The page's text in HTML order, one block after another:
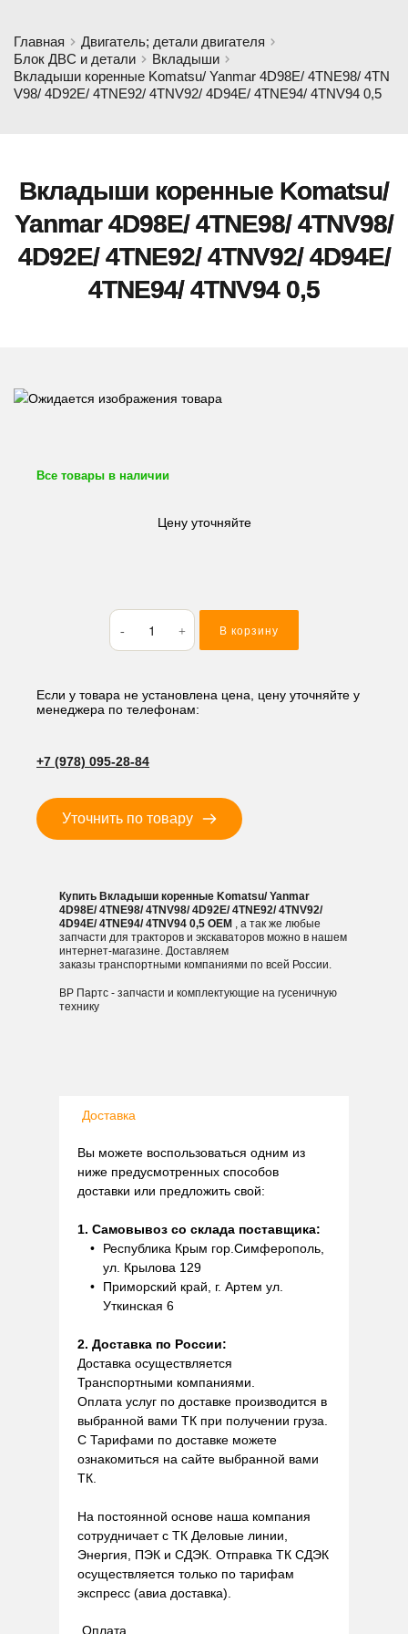
Главная
Двигатель; детали двигателя
Блок ДВС и детали
Вкладыши
Вкладыши коренные Komatsu/ Yanmar 4D98E/ 4TNE98/ 4TN
V98/ 4D92E/ 4TNE92/ 4TNV92/ 4D94E/ 4TNE94/ 4TNV94 0,5
Вкладыши коренные Komatsu/
Yanmar 4D98E/ 4TNE98/ 4TNV98/
4D92E/ 4TNE92/ 4TNV92/ 4D94E/
4TNE94/ 4TNV94 0,5
Все товары в наличии
Цену уточняйте
Количество
товара
Вкладыши
Komatsu/
Yanmar
4TNV98/
4TNV92/
0,5
В корзину
Если у товара не установлена цена, цену уточняйте у
менеджера по телефонам:
+7 (978) 095-28-84
Уточнить по товару
Купить Вкладыши коренные Komatsu/ Yanmar
4D98E/ 4TNE98/ 4TNV98/ 4D92E/ 4TNE92/ 4TNV92/
4D94E/ 4TNE94/ 4TNV94 0,5 OEM , а так же любые
запчасти для тракторов и экскаваторов можно в нашем
интернет-магазине. Доставляем
заказы транспортными компаниями по всей России.
ВР Партс - запчасти и комплектующие на гусеничную
технику
Доставка
Вы можете воспользоваться одним из
ниже предусмотренных способов
доставки или предложить свой:
1. Самовывоз со склада поставщика:
Республика Крым гор.Симферополь,
ул. Крылова 129
Приморский край, г. Артем ул.
Уткинская 6
2. Доставка по России:
Доставка осуществляется
Транспортными компаниями.
Оплата услуг по доставке производится в
выбранной вами ТК при получении груза.
С Тарифами по доставке можете
ознакомиться на сайте выбранной вами
ТК.
На постоянной основе наша компания
сотрудничает с ТК Деловые линии,
Энергия, ПЭК и СДЭК. Отправка ТК СДЭК
осуществляется только по тарифам
экспресс (авиа доставка).
Оплата